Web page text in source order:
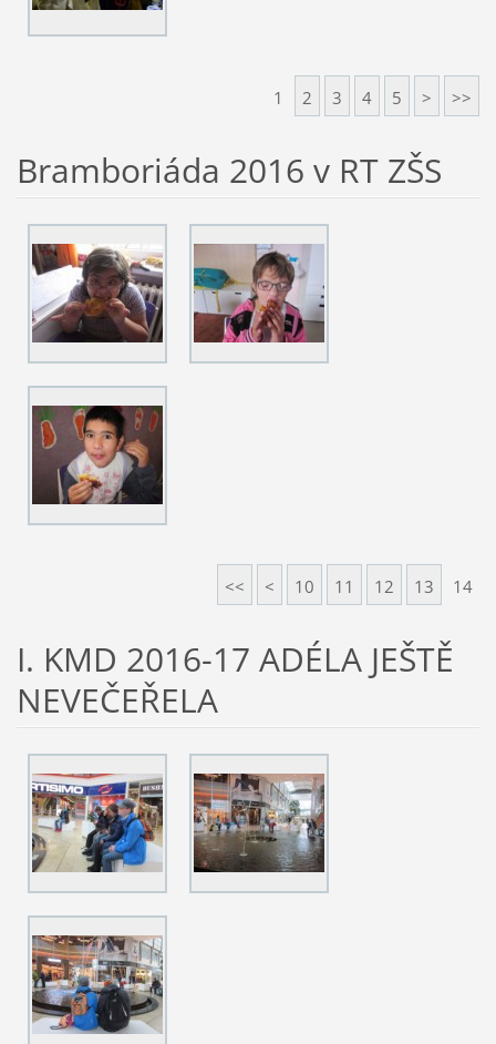
1 2 3 4 5 > >>
Bramboriáda 2016 v RT ZŠS
<< < 10 11 12 13 14
I. KMD 2016-17 ADÉLA JEŠTĚ
NEVEČEŘELA